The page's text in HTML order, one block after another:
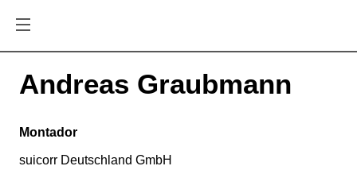
Andreas Graubmann
Montador
suicorr Deutschland GmbH